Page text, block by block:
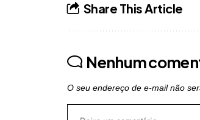
Share This Article
Nenhum
O seu endereço de e-mail não